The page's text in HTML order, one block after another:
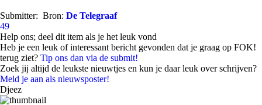
Submitter: Bron: De Telegraaf
49
Help ons; deel dit item als je het leuk vond
Heb je een leuk of interessant bericht gevonden dat je graag op FOK!
terug ziet? Tip ons dan via de submit!
Zoek jij altijd de leukste nieuwtjes en kun je daar leuk over schrijven?
Meld je aan als nieuwsposter!
Djeez